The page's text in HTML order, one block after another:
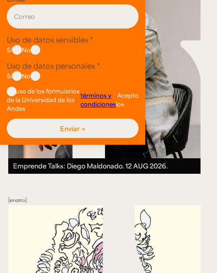
Emprende Talks: Diego Maldonado.12 AUG 2026.
evento